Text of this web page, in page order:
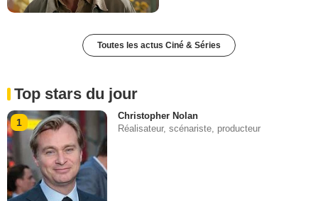
Toutes les actus Ciné & Séries
Top stars du jour
1
Christopher Nolan
Réalisateur, scénariste, producteur